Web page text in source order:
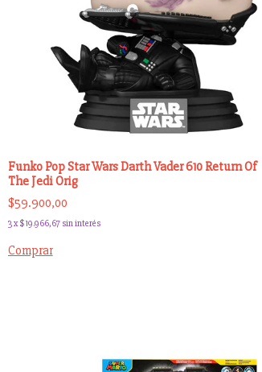
Funko Pop Star Wars Darth Vader 610 Return Of
The Jedi Orig
$59.900,00
3x$19.966,67 sin interés